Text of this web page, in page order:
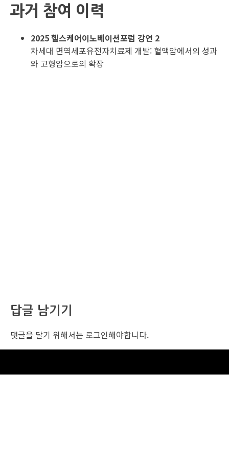
과거 참여 이력
2025 헬스케어이노베이션포럼 강연 2
차세대 면역세포유전자치료제 개발: 혈액암에서의 성과
와 고형암으로의 확장
답글 남기기
댓글을 달기 위해서는 로그인해야합니다.